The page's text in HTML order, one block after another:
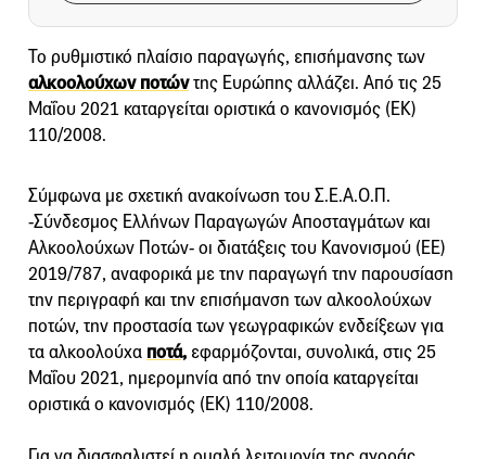
Το ρυθμιστικό πλαίσιο παραγωγής, επισήμανσης των
αλκοολούχων ποτώντης Ευρώπης αλλάζει. Από τις 25
Μαΐου 2021 καταργείται οριστικά ο κανονισμός (ΕΚ)
110/2008.
Σύμφωνα με σχετική ανακοίνωση του Σ.Ε.A.Ο.Π.
-Σύνδεσμος Ελλήνων Παραγωγών Αποσταγμάτων και
Αλκοολούχων Ποτών- οι διατάξεις του Κανονισμού (ΕΕ)
2019/787, αναφορικά με την παραγωγή την παρουσίαση
την περιγραφή και την επισήμανση των αλκοολούχων
ποτών, την προστασία των γεωγραφικών ενδείξεων για
τα αλκοολούχα ποτά, εφαρμόζονται, συνολικά, στις 25
Μαΐου 2021, ημερομηνία από την οποία καταργείται
οριστικά ο κανονισμός (ΕΚ) 110/2008.